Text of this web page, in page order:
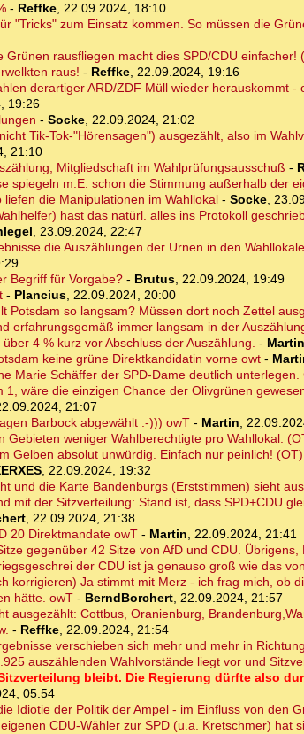
- Reffke, 22.09.2024, 18:10
"Tricks" zum Einsatz kommen. So müssen die
Grünen rausfliegen macht dies SPD/CDU einfacher!
raus! - Reffke, 22.09.2024, 19:16
derartiger ARD/ZDF Müll wieder herauskommt -
19:26
- Socke, 22.09.2024, 21:02
Tik-Tok-"Hörensagen") ausgezählt, also im
21:10
Mitgliedschaft im Wahlprüfungsausschuß -
spiegeln m.E. schon die Stimmung außerhalb der
liefen die Manipulationen im Wahllokal- Socke,
hast das natürl. alles ins Protokoll
, 23.09.2024, 22:47
die Auszählungen der Urnen in den
Begriff für Vorgabe?- Brutus, 22.09.2024, 19:49
- Plancius, 22.09.2024, 20:00
Potsdam so langsam? Müssen dort noch Zettel
erfahrungsgemäß immer langsam in der
4 % kurz vor Abschluss der Auszählung. - Martin
keine grüne Direktkandidatin vorne owt-
Marie Schäffer der SPD-Dame deutlich
1, wäre die einzigen Chance der Olivgrünen
21:07
Barbock abgewählt :-))) owT- Martin,
Gebieten weniger Wahlberechtigte pro Wahllokal.
Gelben absolut unwürdig. Einfach nur peinlich! (OT)
, 22.09.2024, 19:32
und die Karte Bandenburgs (Erststimmen) sieht
mit der Sitzverteilung: Stand ist, dass SPD+CDU
, 22.09.2024, 21:38
20 Direktmandate owT- Martin, 22.09.2024, 21:41
gegenüber 42 Sitze von AfD und CDU.
der CDU ist ja genauso groß wie das
korrigieren) Ja stimmt mit Merz - ich frag mich, ob
hätte. owT - BerndBorchert, 22.09.2024, 21:57
ausgezählt: Cottbus, Oranienburg,
- Reffke, 22.09.2024, 21:54
verschieben sich mehr und mehr in
auszählenden Wahlvorstände liegt vor und
bleibt. Die Regierung dürfte also
05:54
Idiotie der Politik der Ampel - im Einfluss von den
CDU-Wähler zur SPD (u.a. Kretschmer) hat